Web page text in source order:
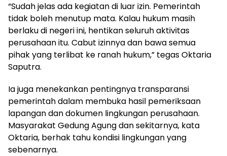
“Sudah jelas ada kegiatan di luar izin. Pemerintah
tidak boleh menutup mata. Kalau hukum masih
berlaku di negeri ini, hentikan seluruh aktivitas
perusahaan itu. Cabut izinnya dan bawa semua
pihak yang terlibat ke ranah hukum,” tegas Oktaria
Saputra.
Ia juga menekankan pentingnya transparansi
pemerintah dalam membuka hasil pemeriksaan
lapangan dan dokumen lingkungan perusahaan.
Masyarakat Gedung Agung dan sekitarnya, kata
Oktaria, berhak tahu kondisi lingkungan yang
sebenarnya.